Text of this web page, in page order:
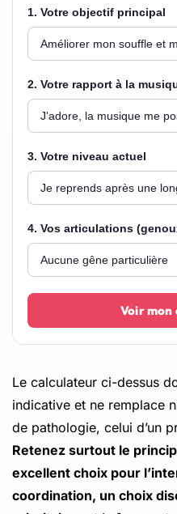
1. Votre objectif principal
2. Votre rapport à la
3. Votre niveau actuel
4. Vos articulations
Voir
Le calculateur ci-dessus
indicative et ne remplace
de pathologie, celui d’un
Retenez surtout le
excellent choix pour
coordination, un choix